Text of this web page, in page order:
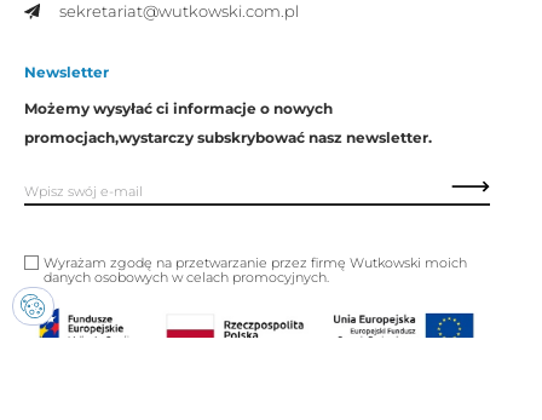
sekretariat@wutkowski.com.pl
Newsletter
Możemy wysyłać ci informacje o nowych
promocjach,wystarczy subskrybować nasz newsletter.
Wyrażam zgodę na przetwarzanie przez firmę Wutkowski moich
danych osobowych w celach promocyjnych.